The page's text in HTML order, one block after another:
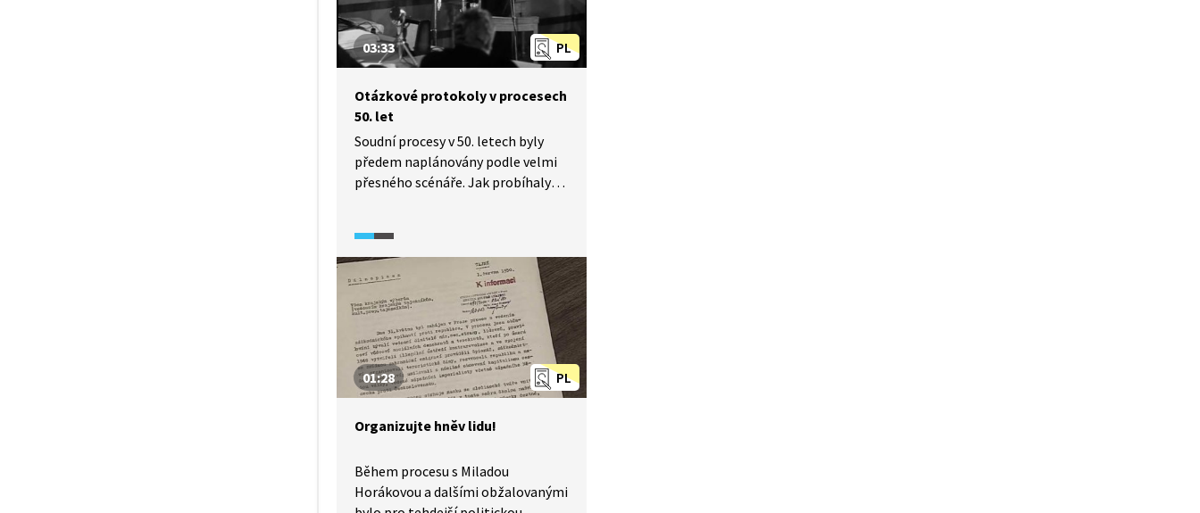
PL
03:33
Otázkové protokoly v procesech
50. let
Soudní procesy v 50. letech byly
předem naplánovány podle velmi
přesného scénáře. Jak probíhaly
a jak se otázkové protokoly
uplatnily v soudním procesu
s Miladou Horákovou?
PL
01:28
Organizujte hněv lidu!
Během procesu s Miladou
Horákovou a dalšími obžalovanými